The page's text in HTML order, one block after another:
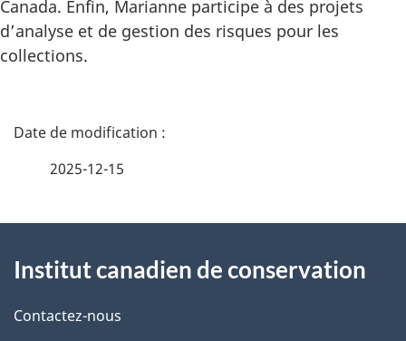
Canada. Enfin, Marianne participe à des projets
d’analyse et de gestion des risques pour les
collections.
D
i
l
2025-12-15
propos
de
Institut canadien de conservation
Contactez-nous